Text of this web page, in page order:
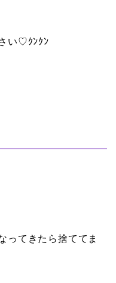
い♡ｸﾝｸﾝ
ってきたら捨ててま